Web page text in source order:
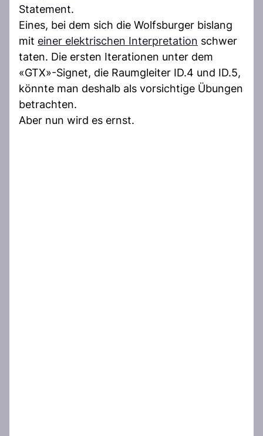
Statement.
Eines, bei dem sich die Wolfsburger bislang
mit einer elektrischen Interpretation schwer
taten. Die ersten Iterationen unter dem
«GTX»-Signet, die Raumgleiter ID.4 und ID.5,
könnte man deshalb als vorsichtige Übungen
betrachten.
Aber nun wird es ernst.